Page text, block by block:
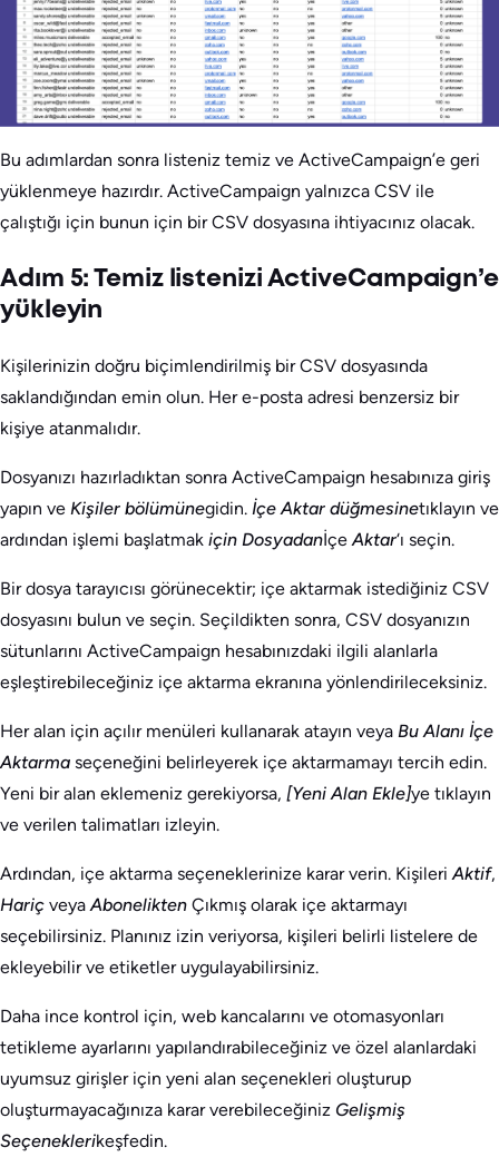
Bu adımlardan sonra listeniz temiz ve ActiveCampaign’e geri
yüklenmeye hazırdır. ActiveCampaign yalnızca CSV ile
çalıştığı için bunun için bir CSV dosyasına ihtiyacınız olacak.
Adım 5: Temiz listenizi ActiveCampaign’e
yükleyin
Kişilerinizin doğru biçimlendirilmiş bir CSV dosyasında
saklandığından emin olun. Her e-posta adresi benzersiz bir
kişiye atanmalıdır.
Dosyanızı hazırladıktan sonra ActiveCampaign hesabınıza giriş
yapın ve Kişiler bölümünegidin. İçe Aktar düğmesinetıklayın ve
ardından işlemi başlatmak için DosyadanİçeAktar‘ı seçin.
Bir dosya tarayıcısı görünecektir; içe aktarmak istediğiniz CSV
dosyasını bulun ve seçin. Seçildikten sonra, CSV dosyanızın
sütunlarını ActiveCampaign hesabınızdaki ilgili alanlarla
eşleştirebileceğiniz içe aktarma ekranına yönlendirileceksiniz.
Her alan için açılır menüleri kullanarak atayın veya Bu Alanı İçe
Aktarma seçeneğini belirleyerek içe aktarmamayı tercih edin.
Yeni bir alan eklemeniz gerekiyorsa, [Yeni Alan Ekle]ye tıklayın
ve verilen talimatları izleyin.
Ardından, içe aktarma seçeneklerinize karar verin. KişileriAktif,
Hariç veyaAbonelikten Çıkmış olarak içe aktarmayı
seçebilirsiniz. Planınız izin veriyorsa, kişileri belirli listelere de
ekleyebilir ve etiketler uygulayabilirsiniz.
Daha ince kontrol için, web kancalarını ve otomasyonları
tetikleme ayarlarını yapılandırabileceğiniz ve özel alanlardaki
uyumsuz girişler için yeni alan seçenekleri oluşturup
oluşturmayacağınıza karar verebileceğiniz Gelişmiş
Seçeneklerikeşfedin.